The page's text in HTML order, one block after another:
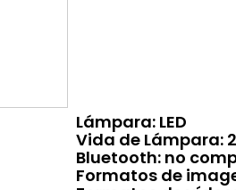
Lámpara: LED
Vida de Lámpara:
Bluetooth: no
Formatos de